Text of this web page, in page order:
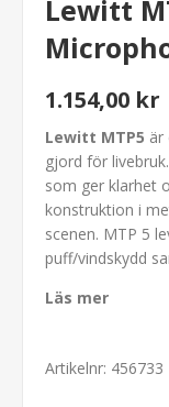
Lewitt
1.154,00 kr
Lewitt MTP5 är
gjord för
som ger klarhet
konstruktion i
scenen. MTP 5
puff/vindskydd
Läs mer
Artikelnr: 456733